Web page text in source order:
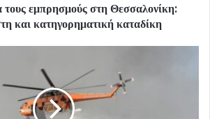
τους εμπρησμούς στη Θεσσαλονίκη:
και κατηγορηματική καταδίκη